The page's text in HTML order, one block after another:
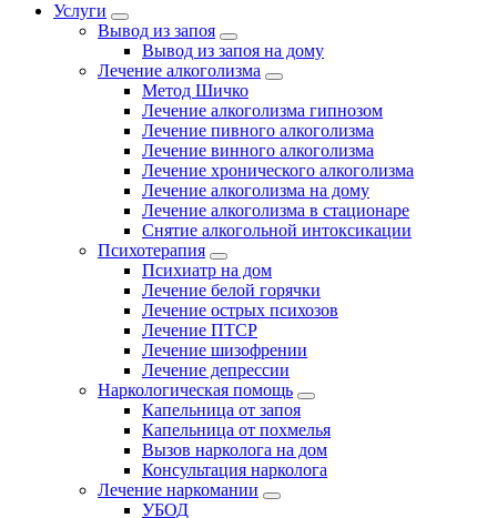
Услуги
Вывод из запоя
Вывод из запоя на дому
Лечение алкоголизма
Метод Шичко
Лечение алкоголизма гипнозом
Лечение пивного алкоголизма
Лечение винного алкоголизма
Лечение хронического алкоголизма
Лечение алкоголизма на дому
Лечение алкоголизма в стационаре
Снятие алкогольной интоксикации
Психотерапия
Психиатр на дом
Лечение белой горячки
Лечение острых психозов
Лечение ПТСР
Лечение шизофрении
Лечение депрессии
Наркологическая помощь
Капельница от запоя
Капельница от похмелья
Вызов нарколога на дом
Консультация нарколога
Лечение наркомании
УБОД